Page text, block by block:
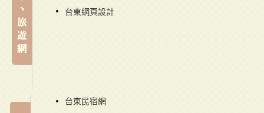
台東網頁設計
台東民宿網